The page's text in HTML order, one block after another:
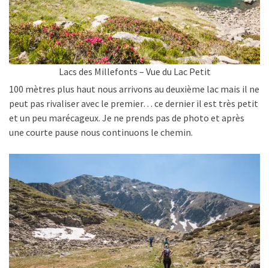
Lacs des Millefonts – Vue du Lac Petit
100 mètres plus haut nous arrivons au deuxième lac mais il ne
peut pas rivaliser avec le premier… ce dernier il est très petit
et un peu marécageux. Je ne prends pas de photo et après
une courte pause nous continuons le chemin.